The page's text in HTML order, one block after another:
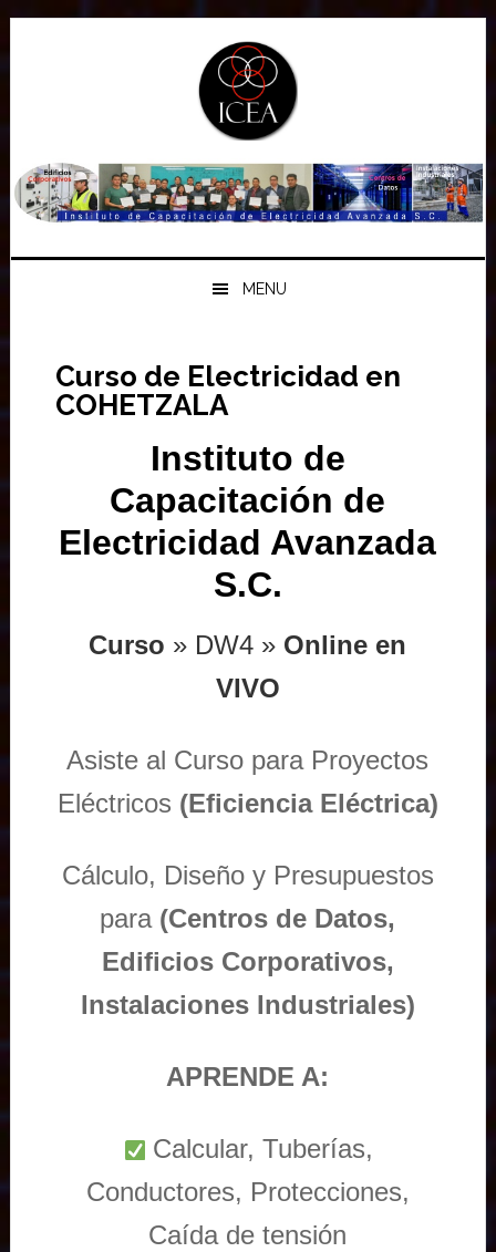
Saltar
Saltar
Saltar
principal
MENU
Curso de Electricidad en
COHETZALA
Instituto de
Capacitación de
Electricidad Avanzada
S.C.
Curso » DW4 » Online en
VIVO
Asiste al Curso para Proyectos
Eléctricos (Eficiencia Eléctrica)
Cálculo, Diseño y Presupuestos
para (Centros de Datos,
Edificios Corporativos,
Instalaciones Industriales)
APRENDE A:
Calcular, Tuberías,
Conductores, Protecciones,
Caída de tensión